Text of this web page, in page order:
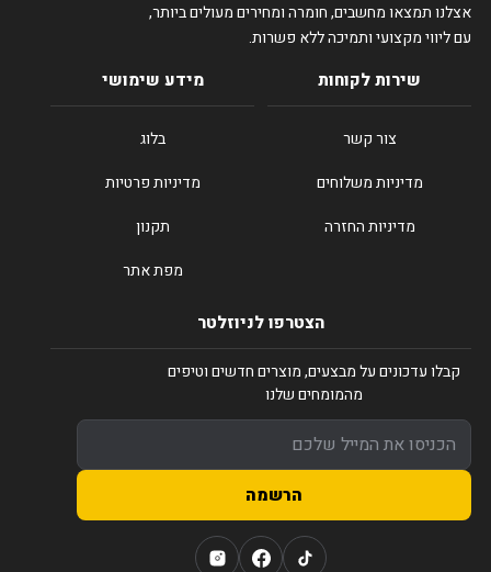
אצלנו תמצאו מחשבים, חומרה ומחירים מעולים ביותר,
עם ליווי מקצועי ותמיכה ללא פשרות.
שירות לקוחות
צור קשר
מדיניות משלוחים
מדיניות החזרה
מידע שימושי
בלוג
מדיניות פרטיות
תקנון
מפת אתר
הצטרפו לניוזלטר
קבלו עדכונים על מבצעים, מוצרים חדשים וטיפים
מהמומחים שלנו
הרשמה